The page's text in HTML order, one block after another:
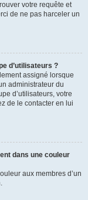
votre requête et
de ne pas harceler un
d’utilisateurs ?
assigné lorsque
administrateur du
d’utilisateurs, votre
de le contacter en lui
dans une couleur
aux membres d’un